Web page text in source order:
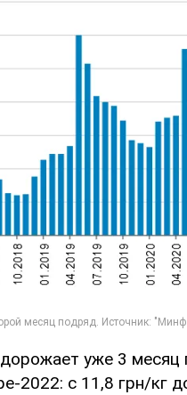
уже 3 месяц
2022: с 11,8 грн/кг